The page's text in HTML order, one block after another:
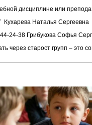
дисциплине или
Кухарева Наталья Сергеевна
24-38 Грибукова Софья
через старост групп – это